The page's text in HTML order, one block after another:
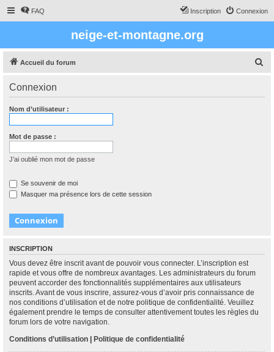
FAQ Connexion
Inscription
neige-et-montagne.org
Accueil du forum
Connexion
Nom d’utilisateur :
Mot de passe :
J’ai oublié mon mot de passe
Se souvenir de moi
Masquer ma présence lors de cette session
INSCRIPTION
Vous devez être inscrit avant de pouvoir vous connecter. L’inscription est
rapide et vous offre de nombreux avantages. Les administrateurs du forum
peuvent accorder des fonctionnalités supplémentaires aux utilisateurs
inscrits. Avant de vous inscrire, assurez-vous d’avoir pris connaissance de
nos conditions d’utilisation et de notre politique de confidentialité. Veuillez
également prendre le temps de consulter attentivement toutes les règles du
forum lors de votre navigation.
Conditions d’utilisation | Politique de confidentialité